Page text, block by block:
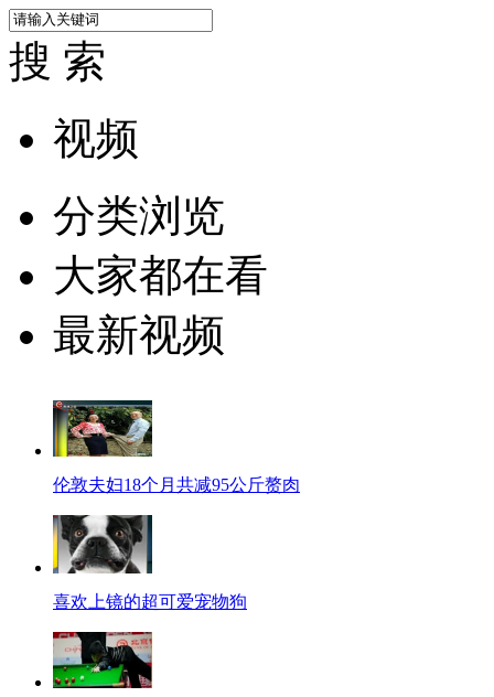
搜 索
视频
分类浏览
大家都在看
最新视频
伦敦夫妇18个月共减95公斤赘肉
喜欢上镜的超可爱宠物狗